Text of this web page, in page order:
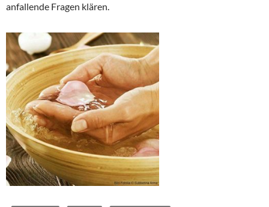
anfallende Fragen klären.